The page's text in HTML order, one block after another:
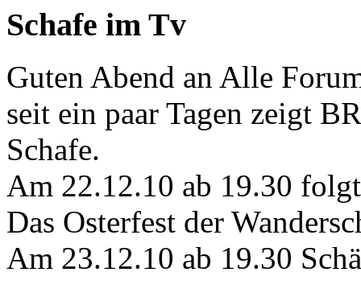
Schafe im Tv
Guten Abend an Alle
seit ein paar Tagen zeigt
Schafe.
Am 22.12.10 ab 19.30
Das Osterfest der
Am 23.12.10 ab 19.30